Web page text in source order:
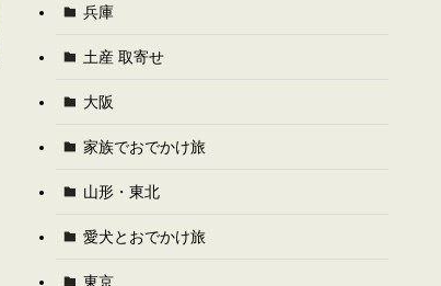
兵庫
土産 取寄せ
大阪
家族でおでかけ旅
山形・東北
愛犬とおでかけ旅
東京